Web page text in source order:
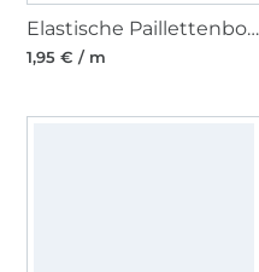
Elastische Paillettenborte 30 mm silber
1,95 € / m